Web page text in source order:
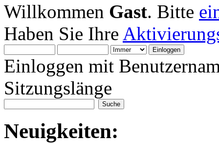
Willkommen Gast. Bitte
Haben Sie Ihre
Einloggen mit
Sitzungslänge
Neuigkeiten: